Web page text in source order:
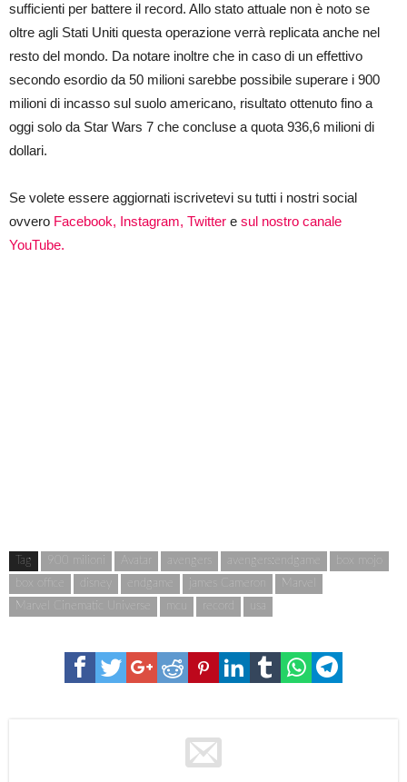
sufficienti per battere il record. Allo stato attuale non è noto se
oltre agli Stati Uniti questa operazione verrà replicata anche nel
resto del mondo. Da notare inoltre che in caso di un effettivo
secondo esordio da 50 milioni sarebbe possibile superare i 900
milioni di incasso sul suolo americano, risultato ottenuto fino a
oggi solo da Star Wars 7 che concluse a quota 936,6 milioni di
dollari.
Se volete essere aggiornati iscrivetevi su tutti i nostri social
ovvero Facebook, Instagram, Twitter e sul nostro canale
YouTube.
Tag 900 milioni Avatar avengers avengers:endgame
disney endgame james Cameron
Marvel
Marvel Cinematic Universe
mcu record usa